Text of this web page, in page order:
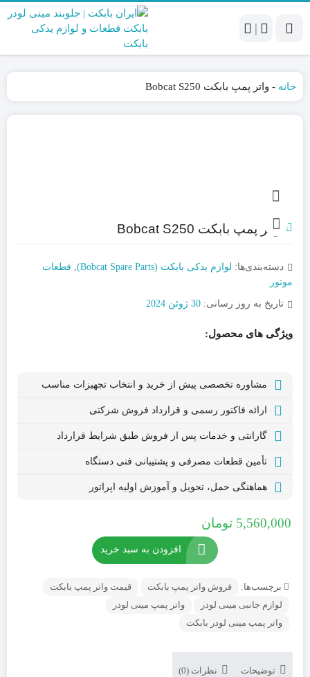
|
خانه - واتر پمپ بابکت Bobcat S250
واتر پمپ بابکت Bobcat S250
دسته‌بندی‌ها: لوازم یدکی بابکت (Bobcat Spare Parts) , قطعات
موتور
تاریخ به روز رسانی: 30 ژوئن 2024
ویژگی های محصول:
مشاوره تخصصی پیش از خرید و انتخاب تجهیزات مناسب
ارائه فاکتور رسمی و قرارداد فروش شرکتی
گارانتی و خدمات پس از فروش طبق شرایط قرارداد
تأمین قطعات مصرفی و پشتیبانی فنی دستگاه
هماهنگی حمل، تحویل و آموزش اولیه اپراتور
5,560,000 تومان
افزودن به سبد خرید
برچسب‌ها: فروش واتر پمپ بابکت
قیمت واتر پمپ بابکت
لوازم جانبی مینی لودر
واتر پمپ مینی لودر
واتر پمپ مینی لودر بابکت
توضیحات نظرات (0)